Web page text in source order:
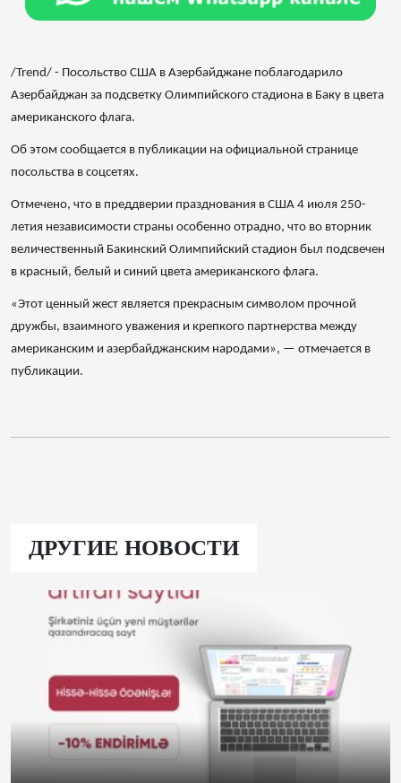
/Trend/ - Посольство США в Азербайджане поблагодарило
Азербайджан за подсветку Олимпийского стадиона в Баку в цвета
американского флага.
Об этом сообщается в публикации на официальной странице
посольства в соцсетях.
Отмечено, что в преддверии празднования в США 4 июля 250-
летия независимости страны особенно отрадно, что во вторник
величественный Бакинский Олимпийский стадион был подсвечен
в красный, белый и синий цвета американского флага.
«Этот ценный жест является прекрасным символом прочной
дружбы, взаимного уважения и крепкого партнерства между
американским и азербайджанским народами», — отмечается в
публикации.
ДРУГИЕ НОВОСТИ